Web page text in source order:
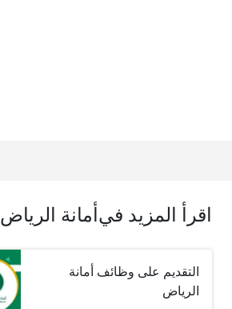
اقرأ المزيد في أمانة الرياض
التقديم على وظائف أمانة
الرياض